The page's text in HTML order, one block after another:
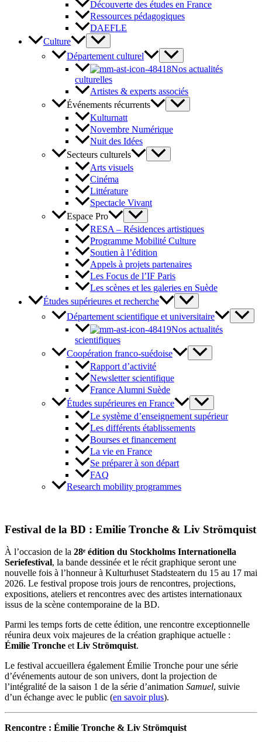
Découverte des études en France
Ressources pédagogiques
DAEFLE
Culture
Département culturel
Nos actualités
culturelles
Artistes & experts associés
Événements récurrents
Kulturnatt
Novembre Numérique
Nuit des Idées
Secteurs culturels
Arts visuels
Cinéma
Littérature
Spectacle Vivant
Espace Pro
RESA – Résidences artistiques
Programme Mobilité Culture
Soutien à l’édition
Appels à projets partenaires
Les Focus de l’IF Paris
Les scènes et les galeries en Suède
Études supérieures et recherche
Département scientifique et universitaire
Nos actualités
scientifiques
Coopération franco-suédoise
Rapport d’activité
Newsletter scientifique
France Alumni Suède
Études supérieures en France
Le système d’enseignement supérieur
Les différents établissements
Bourses et financement
La vie en France
Se préparer à son départ
FAQ
Research mobility programmes
Festival de la BD : Emilie Tronche & Liv Strömquist
À l’occasion de la 28ᵉ édition du Stockholms Internationella
Seriefestival, la bande dessinée et le récit graphique seront une
nouvelle fois à l’honneur à Kulturhuset Stadsteatern du 15 au 17 mai
2026. Le festival propose trois jours de rencontres, projections,
expositions, ateliers et rencontres avec des artistes internationaux
issus de la scène contemporaine de la BD.
Parmi les temps forts de cette édition, une rencontre exceptionnelle
réunira deux voix majeures de la création graphique actuelle :
Émilie Tronche et Liv Strömquist.
Le festival accueillera également Émilie Tronche pour une série
d’événements autour de son univers, dont la projection de
l’intégralité de la saison 1 de la série d’animation Samuel, suivie
d’un échange avec le public (en savoir plus).
Rencontre : Émilie Tronche & Liv Strömquist